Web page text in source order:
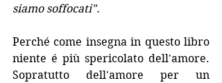
siamo soffocati".
Perché come insegna in questo libro
niente é più spericolato dell'amore.
Sopratutto dell'amore per un